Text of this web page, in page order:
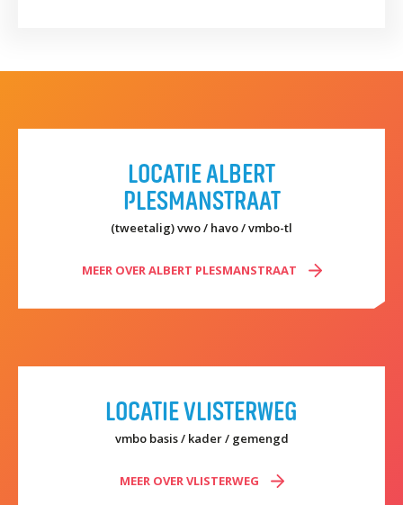
LOCATIE ALBERT
PLESMANSTRAAT
(tweetalig) vwo / havo / vmbo-tl
MEER OVER ALBERT PLESMANSTRAAT
LOCATIE VLISTERWEG
vmbo basis / kader / gemengd
MEER OVER VLISTERWEG